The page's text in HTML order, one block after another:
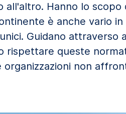
all'altro. Hanno lo
è anche vario
Guidano
rispettare queste
organizzazioni non